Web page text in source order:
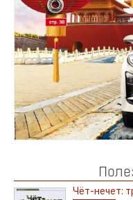
Чёт-нечет: